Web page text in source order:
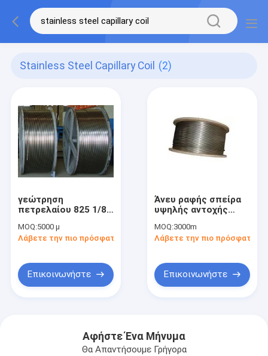
Stainless Steel Capillary Coil (2)
γεώτρηση
πετρελαίου 825 1/8»
τριχοειδών σωλήνων
ανοξείδωτου
MOQ:5000 μ
Λάβετε την πιο πρόσφατη τιμή
Επικοινωνήστε
Άνευ ραφής σπείρα
υψηλής αντοχής
σωλήνων
ανοξείδωτου
MOQ:3000m
Λάβετε την πιο πρόσφατη
Επικοινωνήστε
Αφήστε Ένα Μήνυμα
Θα Απαντήσουμε Γρήγορα